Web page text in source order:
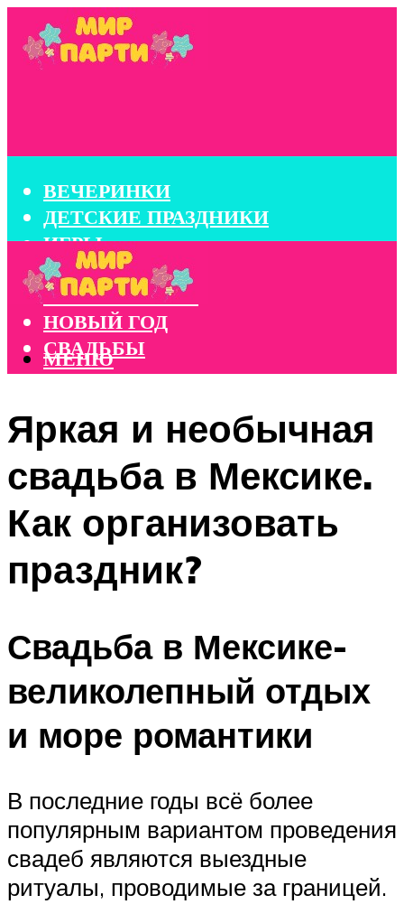
ВЕЧЕРИНКИ
ДЕТСКИЕ ПРАЗДНИКИ
ИГРЫ
КОНКУРСЫ
КОРПОРАТИВЫ
НОВЫЙ ГОД
СВАДЬБЫ
МЕНЮ
Яркая и необычная
свадьба в Мексике.
Как организовать
праздник?
Свадьба в Мексике-
великолепный отдых
и море романтики
В последние годы всё более
популярным вариантом проведения
свадеб являются выездные
ритуалы, проводимые за границей.